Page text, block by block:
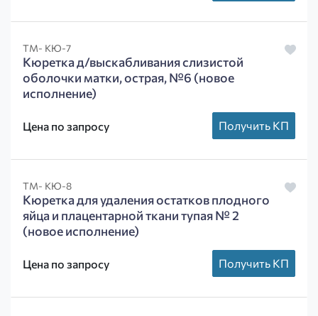
ТМ- КЮ-7
Кюретка д/выскабливания слизистой
оболочки матки, острая, №6 (новое
исполнение)
Цена по запросу Получить КП
ТМ- КЮ-8
Кюретка для удаления остатков плодного
яйца и плацентарной ткани тупая № 2
(новое исполнение)
Цена по запросу Получить КП